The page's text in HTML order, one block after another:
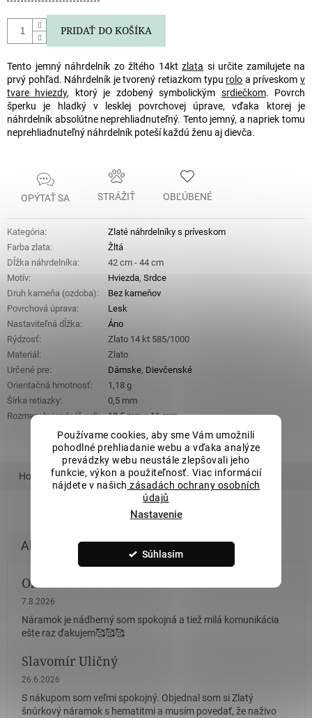
Používame cookies, aby sme Vám umožnili
pohodlné prehliadanie webu a vďaka analýze
prevádzky webu neustále zlepšovali jeho
funkcie, výkon a použiteľnosť. Viac informácií
nájdete v našich zásadách ochrany osobních
údajů
Nastavenie
Súhlasím
PRIDAŤ DO KOŠÍKA
Tento jemný náhrdelník zo žltého 14kt zlata si určite zamilujete na
prvý pohľad. Náhrdelník je tvorený retiazkom typu rolo a príveskomv
tvare hviezdy, ktorý je zdobený symbolickým srdiečkom. Povrch
šperku je hladký v lesklej povrchovej úprave, vďaka ktorej je
náhrdelník absolútne neprehliadnuteľný. Tento jemný, a napriek tomu
neprehliadnuteľný náhrdelník poteší každú ženu aj dievča.
OPÝTAŤ SA STRÁŽIŤ OBĽÚBENÉ
Kategória:
Zlaté náhrdelníky s príveskom
Farba zlata:
Žltá
Dĺžka náhrdelníka:
42 cm - 44 cm
Motív: Hviezda, Srdce
Druh kameňa (ozdoba):
Bez kameňov
Povrchová úprava:
Lesk
Nastaviteľná dĺžka:
Áno
Rýdzosť:
Zlato 14 kt 585/1000
Materiál :
Zlato
Určené pre: Dámske, Dievčenské
Orientačná hmotnosť:
1,18 g
Šírka retiazky:
0,5 mm
Rozmery hviezdy (š x d): 10,5 mm x 11 mm
Hodnotenie Podobný tovar
Olina Bončikova
Hodnotenie obchodu je 5 z 5 hviezdičiek.
7.8.2026
Náramok je nádherný som spokojná a tiež milá komunikácia
ešte raz ďakujem🥰🥰🥰
Slavomír Uličný
Hodnotenie obchodu je 5 z 5 hviezdičiek.
26.6.2026
S nákupom som veľmi spokojný. Objednal som si Zlatý
šnúrkový náramok s hematitmi a musím povedať, že naživo